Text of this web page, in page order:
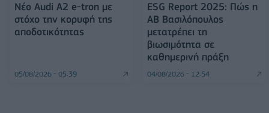
Νέο Audi A2 e-tron με
στόχο την κορυφή της
αποδοτικότητας
05/08/2026 - 05:39
ESG Report 2025: Πώς η
ΑΒ Βασιλόπουλος
μετατρέπει τη
βιωσιμότητα σε
καθημερινή πράξη
04/08/2026 - 12:54